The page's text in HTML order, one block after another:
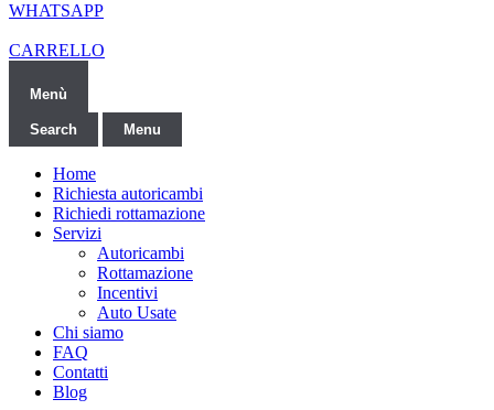
WHATSAPP
CARRELLO
Menù
Search Menu
Home
Richiesta autoricambi
Richiedi rottamazione
Servizi
Autoricambi
Rottamazione
Incentivi
Auto Usate
Chi siamo
FAQ
Contatti
Blog